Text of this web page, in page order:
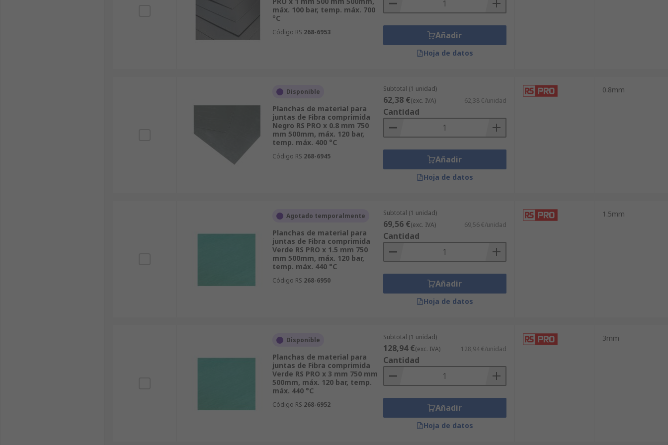
máx. 100 bar, temp. máx. 700
°C
Código RS 268-6953 Añadir
Hoja de datos
Disponible
Planchas de material para
juntas de Fibra comprimida
Negro RS PRO x 0.8 mm 750
mm 500mm, máx. 120 bar,
temp. máx. 400 °C
Código RS 268-6945
Subtotal (1 unidad)
62,38 €(exc. IVA) 62,38 €/unidad
Cantidad
Añadir
Hoja de datos
0.8mm
Agotado temporalmente
Planchas de material para
juntas de Fibra comprimida
Verde RS PRO x 1.5 mm 750
mm 500mm, máx. 120 bar,
temp. máx. 440 °C
Código RS 268-6950
Subtotal (1 unidad)
69,56 €(exc. IVA) 69,56 €/unidad
Cantidad
Añadir
Hoja de datos
1.5mm
Disponible
Planchas de material para
juntas de Fibra comprimida
Verde RS PRO x 3 mm 750 mm
500mm, máx. 120 bar, temp.
máx. 440 °C
Código RS 268-6952
Subtotal (1 unidad)
128,94 €(exc. IVA) 128,94 €/unidad
Cantidad
Añadir
Hoja de datos
3mm